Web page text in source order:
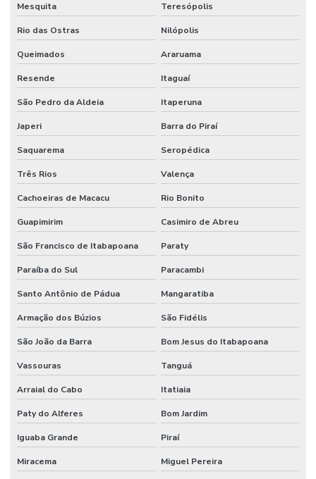
Mesquita Teresópolis
Rio das Ostras Nilópolis
Queimados Araruama
Resende Itaguaí
São Pedro da Aldeia Itaperuna
Japeri Barra do Piraí
Saquarema Seropédica
Três Rios Valença
Cachoeiras de Macacu Rio Bonito
Guapimirim Casimiro de Abreu
São Francisco de Itabapoana Paraty
Paraíba do Sul Paracambi
Santo Antônio de Pádua Mangaratiba
Armação dos Búzios São Fidélis
São João da Barra Bom Jesus do Itabapoana
Vassouras Tanguá
Arraial do Cabo Itatiaia
Paty do Alferes Bom Jardim
Iguaba Grande Piraí
Miracema Miguel Pereira